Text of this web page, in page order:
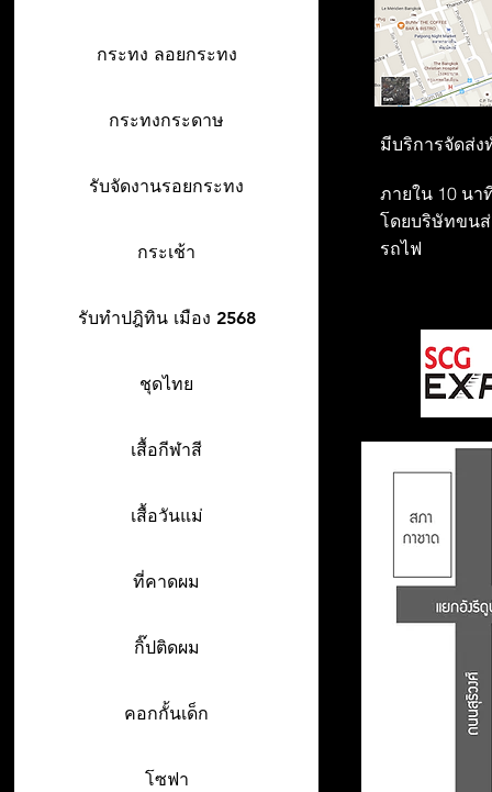
กระทง ลอยกระทง
กระทงกระดาษ
รับจัดงานรอยกระทง
กระเช้า
รับทำปฎิทิน เมือง 2568
ชุดไทย
เสื้อกีฬาสี
เสื้อวันแม่
ที่คาดผม
กิ๊ปติดผม
คอกกั้นเด็ก
โซฟา
มีบริการจัดส่ง
ภายใน 10 นา
โดยบริษัทขน
รถไฟ